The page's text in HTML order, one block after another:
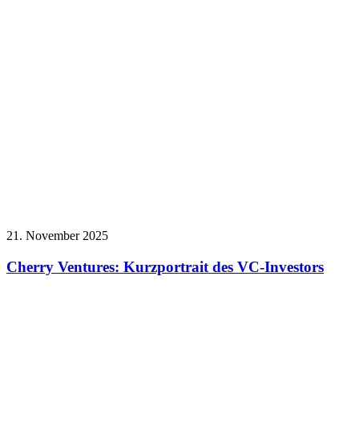
21. November 2025
Cherry Ventures: Kurzportrait des VC-Investors